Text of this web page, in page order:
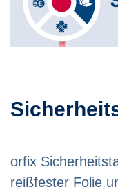
orfix
reißfester Folie